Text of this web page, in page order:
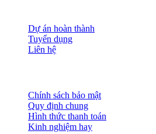
Dự án hoàn thành
Tuyển dụng
Liên hệ
Chính sách bảo mật
Quy định chung
Hình thức thanh toán
Kinh nghiệm hay